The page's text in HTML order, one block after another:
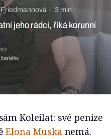
Friedmannová 3 min
jeho rádci, říká korunní
českého
Koleilat: své peníze
Elona Muskanemá.